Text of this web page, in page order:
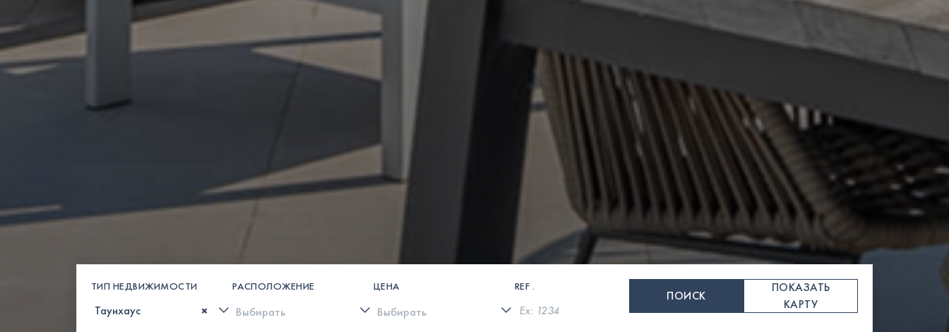
ТИП НЕДВИЖИМОСТИ
×
РАСПОЛОЖЕНИЕ ЦЕНА REF .
ПОИСК
ПОКАЗАТЬ
КАРТУ